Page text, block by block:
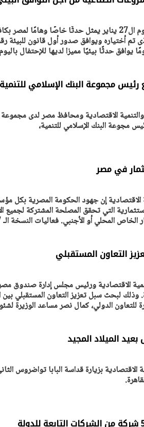
أكدت الدكتورة ياسمين فؤاد وزيرة البيئة أن يوم ال27 يناير يمثل حدثًا
مجموعة البنك الإسلامي للتنمية
الاقتصادية ومحافظ مصر لدى مجموعة
مجوعة البنك الإسلامي للتنمية،
في مصر
إن جهود الحكومة المصرية بكل
التي تحقق المصلحة المشتركة لجميع
أو الأجنبي. فعاليات النسخة الـ 17 للمنتدى
التعاون المستقبلي
الاقتصادية ورئيس مجلس إدارة صندوق
لبحث سبل تعزيز التعاون المستقبلي بين
الدولي، كمال نصر مساعد الوزيرة
الميلاد المجيد
بزيارة قداسة البابا تواضروس
الخاصة
بطرح وحدات واسع.. والبترول:
بوصفها مركزًا
الخاصة